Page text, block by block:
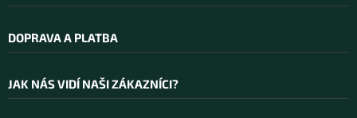
DOPRAVA A PLATBA
JAK NÁS VIDÍ NAŠI ZÁKAZNÍCI?